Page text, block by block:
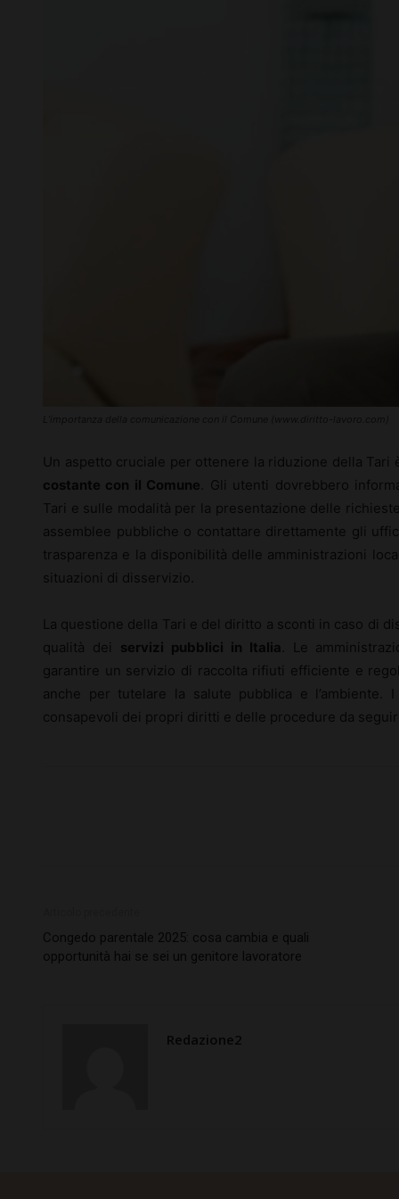
Un aspetto cruciale per ottenere la riduzione della Tari
costante con il Comune . Gli utenti dovrebbero
Tari e sulle modalità per la presentazione delle
assemblee pubbliche o contattare direttamente gli
trasparenza e la disponibilità delle amministrazioni
situazioni di disservizio.
La questione della Tari e del diritto a sconti in caso di
qualità dei servizi pubblici in Italia . Le
garantire un servizio di raccolta rifiuti efficiente e
anche per tutelare la salute pubblica e
consapevoli dei propri diritti e delle procedure da
Congedo parentale 2025: cosa cambia e quali
opportunità hai se sei un genitore lavoratore
Redazione2